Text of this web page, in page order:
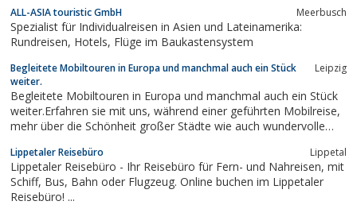
Spezialisten Individuell um jeden Kunden, und stehen Ihnen mit
Fachwissen zur Seite.
ALL-ASIA touristic GmbH Meerbusch
Spezialist für Individualreisen in Asien und Lateinamerika:
Rundreisen, Hotels, Flüge im Baukastensystem
Begleitete Mobiltouren in Europa und manchmal auch ein Stück
weiter.
Leipzig
Begleitete Mobiltouren in Europa und manchmal auch ein Stück
weiter.Erfahren sie mit uns, während einer geführten Mobilreise,
mehr über die Schönheit großer Städte wie auch wundervolle
Lippetaler Reisebüro Lippetal
Lippetaler Reisebüro - Ihr Reisebüro für Fern- und Nahreisen, mit
Schiff, Bus, Bahn oder Flugzeug. Online buchen im Lippetaler
Reisebüro! ...